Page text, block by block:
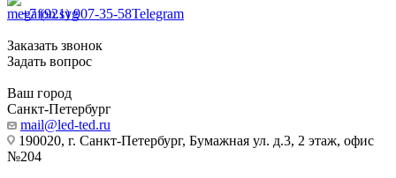
+7 (921) 907-35-58Telegram
Заказать звонок
Задать вопрос
Ваш город
Санкт-Петербург
mail@led-ted.ru
190020, г. Санкт-Петербург, Бумажная ул. д.3, 2 этаж, офис
№204